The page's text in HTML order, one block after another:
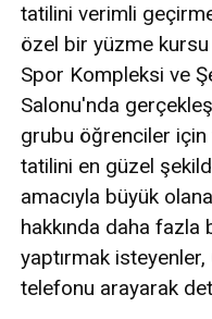
tatilini verimli
özel bir yüzme
Spor Kompleksi ve
Salonu'nda
grubu öğrenciler için
tatilini en güzel
amacıyla büyük
hakkında daha fazla
yaptırmak
telefonu arayarak